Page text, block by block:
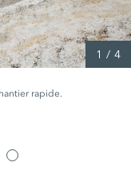
rapide.
1 / 4